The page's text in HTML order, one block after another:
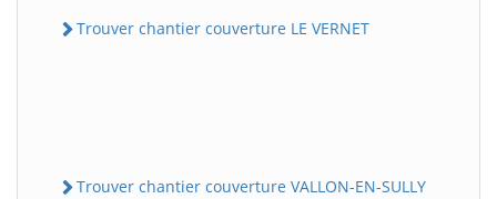
Trouver chantier couverture LE VERNET
Trouver chantier couverture VALLON-EN-SULLY